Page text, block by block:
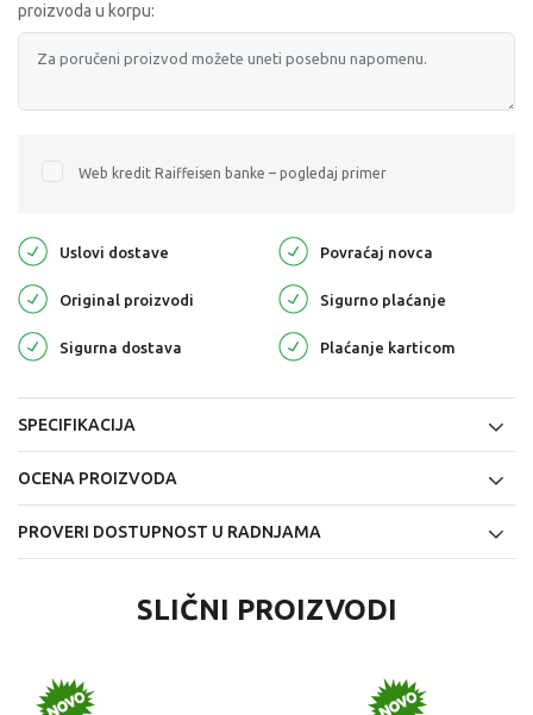
proizvoda u korpu:
Web kredit Raiffeisen banke – pogledaj primer
Uslovi dostave Povraćaj novca
Original proizvodi Sigurno plaćanje
Sigurna dostava Plaćanje karticom
SPECIFIKACIJA
OCENA PROIZVODA
PROVERI DOSTUPNOST U RADNJAMA
SLIČNI PROIZVODI